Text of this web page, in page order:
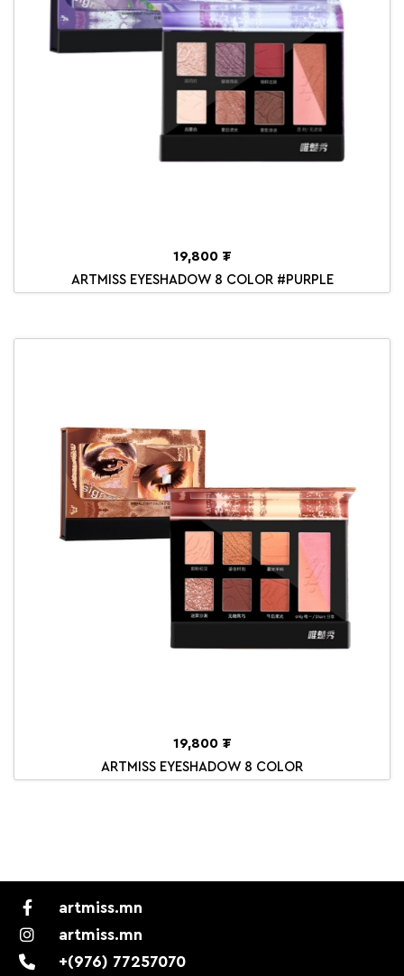
19,800 ₮
ARTMISS EYESHADOW 8 COLOR #PURPLE
19,800 ₮
ARTMISS EYESHADOW 8 COLOR
artmiss.mn
artmiss.mn
+(976) 77257070